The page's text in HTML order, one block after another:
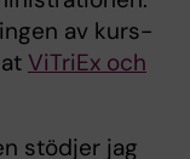
av kurs-
ViTriEx och
stödjer jag